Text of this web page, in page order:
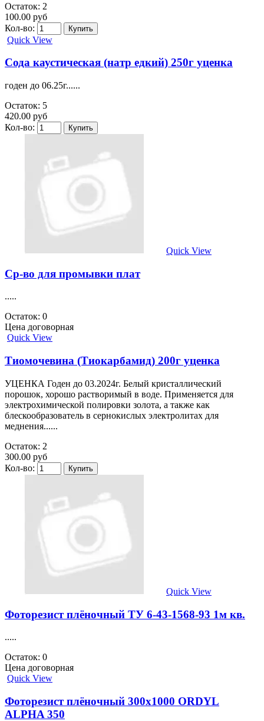
Остаток: 2
100.00 руб
Кол-во:
Quick View
Сода каустическая (натр едкий) 250г уценка
годен до 06.25г......
Остаток: 5
420.00 руб
Кол-во:
Quick View
Ср-во для промывки плат
.....
Остаток: 0
Цена договорная
Quick View
Тиомочевина (Тиокарбамид) 200г уценка
УЦЕНКА Годен до 03.2024г. Белый кристаллический
порошок, хорошо растворимый в воде. Применяется для
электрохимической полировки золота, а также как
блескообразователь в сернокислых электролитах для
меднения......
Остаток: 2
300.00 руб
Кол-во:
Quick View
Фоторезист плёночный ТУ 6-43-1568-93 1м кв.
.....
Остаток: 0
Цена договорная
Quick View
Фоторезист плёночный 300x1000 ORDYL
ALPHA 350